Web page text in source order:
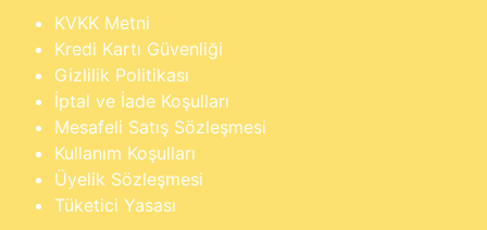
KVKK Metni
Kredi Kartı Güvenliği
Gizlilik Politikası
İptal ve İade Koşulları
Mesafeli Satış Sözleşmesi
Kullanım Koşulları
Üyelik Sözleşmesi
Tüketici Yasası